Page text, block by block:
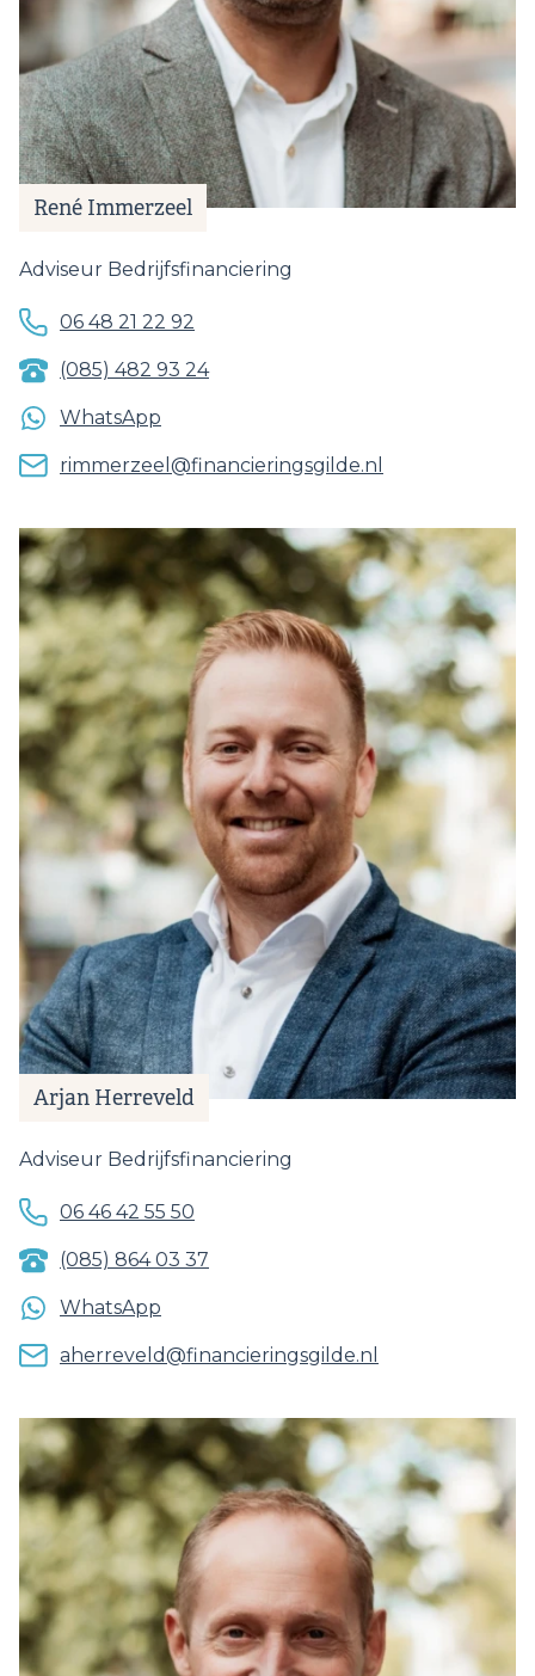
René Immerzeel
Adviseur Bedrijfsfinanciering
06 48 21 22 92
(085) 482 93 24
WhatsApp
rimmerzeel@financieringsgilde.nl
Arjan Herreveld
Adviseur Bedrijfsfinanciering
06 46 42 55 50
(085) 864 03 37
WhatsApp
aherreveld@financieringsgilde.nl